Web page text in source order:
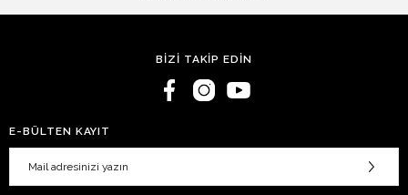
BİZİ TAKİP EDİN
E-BÜLTEN KAYIT